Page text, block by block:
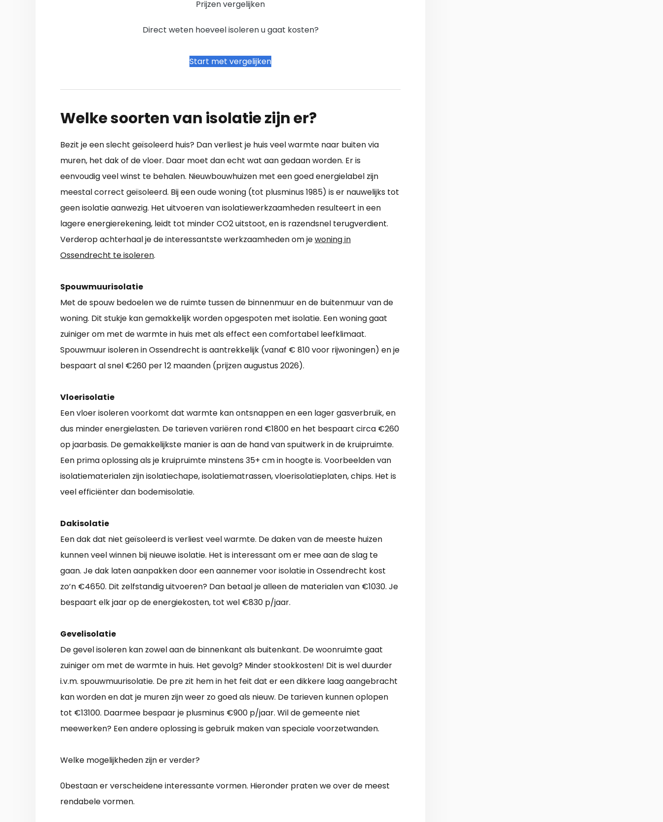
Prijzen vergelijken
Direct weten hoeveel isoleren u gaat kosten?
Start met vergelijken
Welke soorten van isolatie zijn er?
Bezit je een slecht geïsoleerd huis? Dan verliest je huis veel warmte naar buiten via
muren, het dak of de vloer. Daar moet dan echt wat aan gedaan worden. Er is
eenvoudig veel winst te behalen. Nieuwbouwhuizen met een goed energielabel zijn
meestal correct geïsoleerd. Bij een oude woning (tot plusminus 1985) is er nauwelijks tot
geen isolatie aanwezig. Het uitvoeren van isolatiewerkzaamheden resulteert in een
lagere energierekening, leidt tot minder CO2 uitstoot, en is razendsnel terugverdient.
Verderop achterhaal je de interessantste werkzaamheden om jewoning in
Ossendrecht te isoleren.
Spouwmuurisolatie
Met de spouw bedoelen we de ruimte tussen de binnenmuur en de buitenmuur van de
woning. Dit stukje kan gemakkelijk worden opgespoten met isolatie. Een woning gaat
zuiniger om met de warmte in huis met als effect een comfortabel leefklimaat.
Spouwmuur isoleren in Ossendrecht is aantrekkelijk (vanaf € 810 voor rijwoningen) en je
bespaart al snel €260 per 12 maanden (prijzen augustus 2026).
Vloerisolatie
Een vloer isoleren voorkomt dat warmte kan ontsnappen en een lager gasverbruik, en
dus minder energielasten. De tarieven variëren rond €1800 en het bespaart circa €260
op jaarbasis. De gemakkelijkste manier is aan de hand van spuitwerk in de kruipruimte.
Een prima oplossing als je kruipruimte minstens 35+ cm in hoogte is. Voorbeelden van
isolatiematerialen zijn isolatiechape, isolatiematrassen, vloerisolatieplaten, chips. Het is
veel efficiënter dan bodemisolatie.
Dakisolatie
Een dak dat niet geïsoleerd is verliest veel warmte. De daken van de meeste huizen
kunnen veel winnen bij nieuwe isolatie. Het is interessant om er mee aan de slag te
gaan. Je dak laten aanpakken door een aannemer voor isolatie in Ossendrecht kost
zo’n €4650. Dit zelfstandig uitvoeren? Dan betaal je alleen de materialen van €1030. Je
bespaart elk jaar op de energiekosten, tot wel €830 p/jaar.
Gevelisolatie
De gevel isoleren kan zowel aan de binnenkant als buitenkant. De woonruimte gaat
zuiniger om met de warmte in huis. Het gevolg? Minder stookkosten! Dit is wel duurder
i.v.m. spouwmuurisolatie. De pre zit hem in het feit dat er een dikkere laag aangebracht
kan worden en dat je muren zijn weer zo goed als nieuw. De tarieven kunnen oplopen
tot €13100. Daarmee bespaar je plusminus €900 p/jaar. Wil de gemeente niet
meewerken? Een andere oplossing is gebruik maken van speciale voorzetwanden.
Welke mogelijkheden zijn er verder?
0bestaan er verscheidene interessante vormen. Hieronder praten we over de meest
rendabele vormen.